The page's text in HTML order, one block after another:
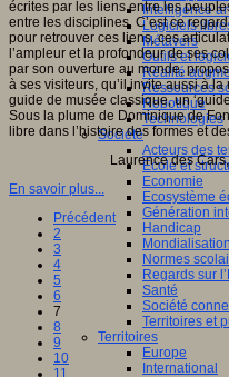
Intelligence
Logiciels
Métavers
Outils et
Réalité
Ressources
Robotique
Technologies
Société
Acteurs des
Ecole et
Economie
Ecosystème
Génération
Handicap
Mondialisation
Normes
Regards sur
Santé
Société
Territoires et
Territoires
Europe
International
écrites par les liens entre les
entre les disciplines. C’est ce
pour retrouver ces liens, ces
l’ampleur et la profondeur de ses
par son ouverture au monde,
à ses visiteurs, qu’il invite aussi à
guide de musée classique, un
Sous la plume de Dominique de
libre dans l’histoire des formes et
Laurence des
En savoir plus...
Précédent
2
3
4
5
6
7
8
9
10
11